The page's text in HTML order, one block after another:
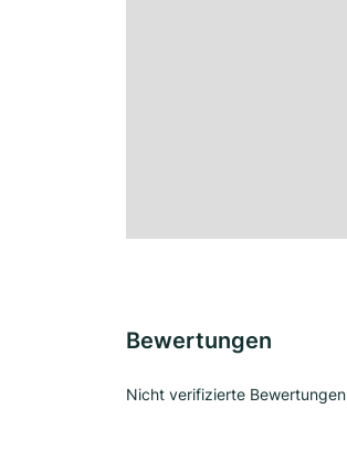
Bewertungen
Nicht verifizierte Bewertungen